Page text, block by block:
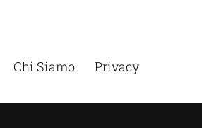
Chi Siamo
Privacy